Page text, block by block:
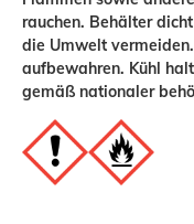
rauchen. Behälter
die Umwelt
aufbewahren. Kühl
gemäß nationaler